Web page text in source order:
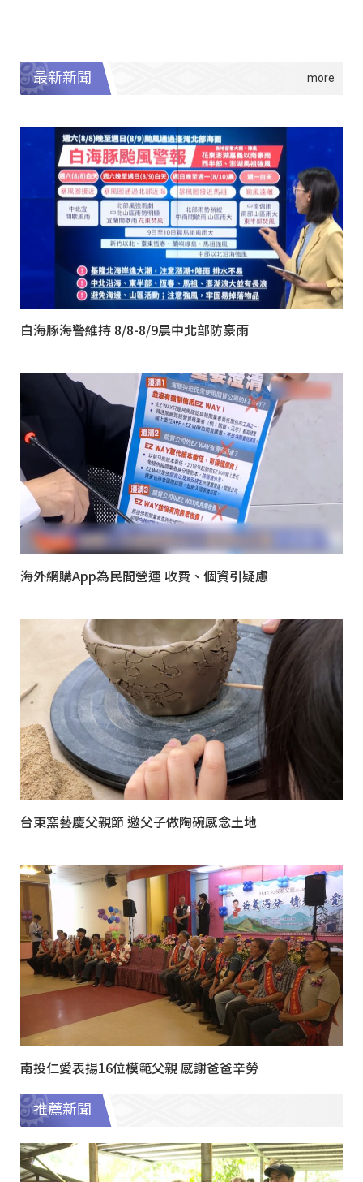
最新新聞
白海豚海警維持 8/8-8/9晨中北部防豪雨
海外網購App為民間營運 收費、個資引疑慮
台東窯藝慶父親節 邀父子做陶碗感念土地
南投仁愛表揚16位模範父親 感謝爸爸辛勞
推薦新聞